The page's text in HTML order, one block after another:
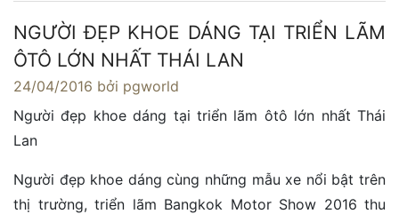
NGƯỜI ĐẸP KHOE DÁNG TẠI TRIỂN LÃM
ÔTÔ LỚN NHẤT THÁI LAN
24/04/2016 bởi pgworld
Người đẹp khoe dáng tại triển lãm ôtô lớn nhất Thái
Lan
Người đẹp khoe dáng cùng những mẫu xe nổi bật trên
thị trường, triển lãm Bangkok Motor Show 2016 thu